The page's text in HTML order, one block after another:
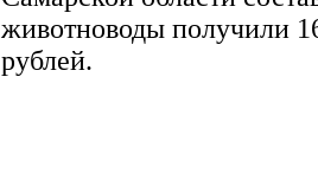
животноводы получили
рублей.